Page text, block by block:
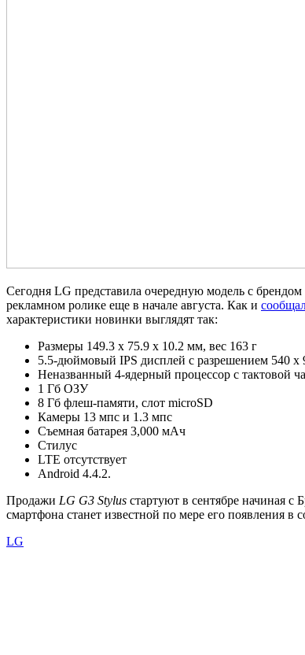
Сегодня LG представила очередную модель с
рекламном ролике еще в начале августа. Как и
характеристики новинки выглядят так:
Размеры 149.3 x 75.9 x 10.2 мм, вес 163 г
5.5-дюймовый IPS дисплей с разрешением 540 x
Неназванный 4-ядерный процессор с тактовой
1 Гб ОЗУ
8 Гб флеш-памяти, слот microSD
Камеры 13 мпс и 1.3 мпс
Съемная батарея 3,000 мАч
Стилус
LTE отсутствует
Android 4.4.2.
Продажи LG G3 Stylus стартуют в сентябре начиная
смартфона станет известной по мере его появления в
LG